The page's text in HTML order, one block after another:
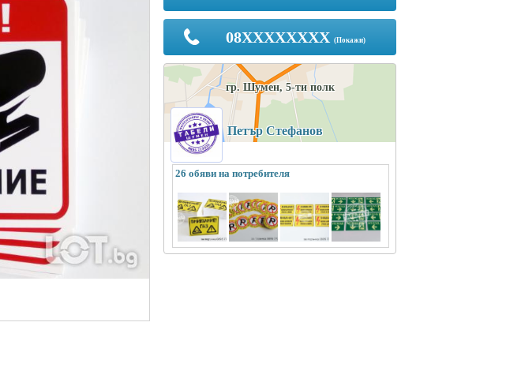
08XXXXXXXX (Покажи)
гр. Шумен, 5-ти полк
Петър Стефанов
26 обяви на потребителя